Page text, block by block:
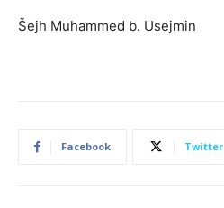
Šejh Muhammed b. Usejmin
Facebook Twitter